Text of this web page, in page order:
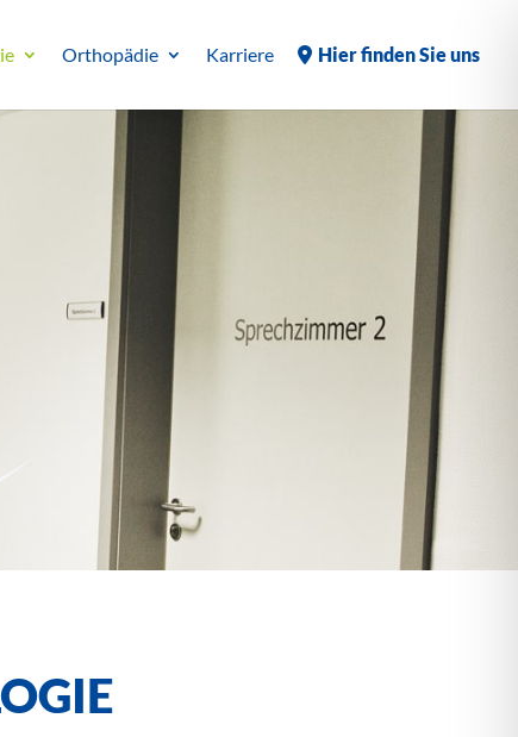
Orthopädie Karriere Hier finden Sie uns